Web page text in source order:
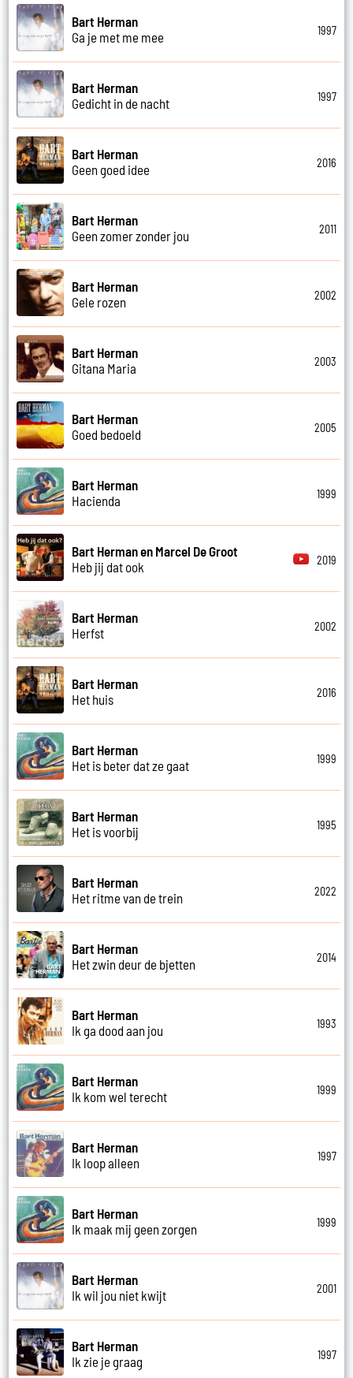
Bart Herman
Ga je met me mee
1997
Bart Herman
Gedicht in de nacht
1997
Bart Herman
Geen goed idee
2016
Bart Herman
Geen zomer zonder jou
2011
Bart Herman
Gele rozen
2002
Bart Herman
Gitana Maria
2003
Bart Herman
Goed bedoeld
2005
Bart Herman
Hacienda
1999
Bart Herman en Marcel De Groot
Heb jij dat ook
2019
Bart Herman
Herfst
2002
Bart Herman
Het huis
2016
Bart Herman
Het is beter dat ze gaat
1999
Bart Herman
Het is voorbij
1995
Bart Herman
Het ritme van de trein
2022
Bart Herman
Het zwin deur de bjetten
2014
Bart Herman
Ik ga dood aan jou
1993
Bart Herman
Ik kom wel terecht
1999
Bart Herman
Ik loop alleen
1997
Bart Herman
Ik maak mij geen zorgen
1999
Bart Herman
Ik wil jou niet kwijt
2001
Bart Herman
Ik zie je graag
1997